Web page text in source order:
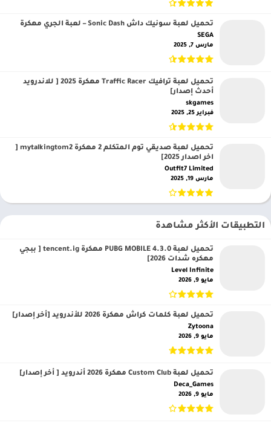
تحميل لعبة سونيك داش Sonic Dash – لعبة الجري مهكرة
SEGA‏
مارس 7, 2025
تحميل لعبة ترافيك Traffic Racer مهكرة 2025 [ للاندرويد
أحدث إصدار]
skgames‏
فبراير 25, 2025
تحميل لعبة صديقي توم المتكلم 2 مهكرة mytalkingtom2 [
اخر اصدار 2025]
Outfit7 Limited‏
مارس 19, 2025
التطبيقات الأكثر مشاهدة
تحميل لعبة PUBG MOBILE 4.3.0 مهكرة tencent.ig [ ببجي
مهكره شدات 2026]
Level Infinite‏
مايو 9, 2026
تحميل لعبة كلمات كراش مهكرة 2026 للأندرويد [أخر إصدار]
Zytoona‏
مايو 9, 2026
تحميل لعبة Custom Club مهكرة 2026 أندرويد [ أخر إصدار]
Deca_Games‏
مايو 9, 2026